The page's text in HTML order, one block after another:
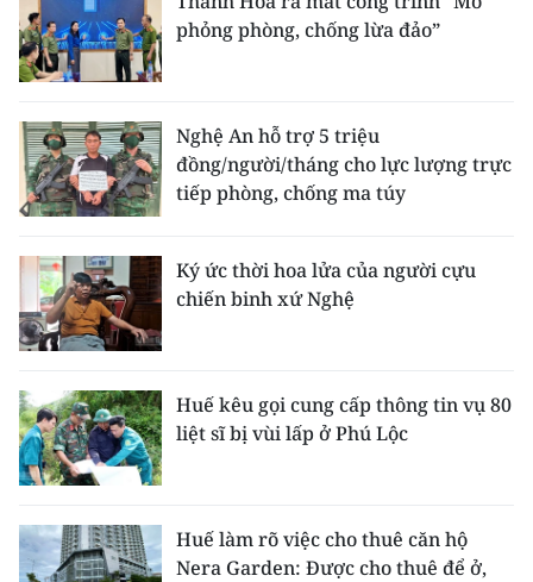
phỏng phòng, chống lừa đảo”
Nghệ An hỗ trợ 5 triệu
đồng/người/tháng cho lực lượng trực
tiếp phòng, chống ma túy
Ký ức thời hoa lửa của người cựu
chiến binh xứ Nghệ
Huế kêu gọi cung cấp thông tin vụ 80
liệt sĩ bị vùi lấp ở Phú Lộc
Huế làm rõ việc cho thuê căn hộ
Nera Garden: Được cho thuê để ở,